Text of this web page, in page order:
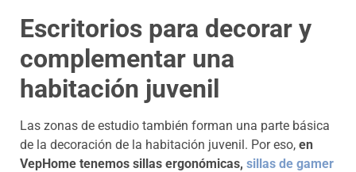
Escritorios para decorar y
complementar una
habitación juvenil
Las zonas de estudio también forman una parte básica
de la decoración de la habitación juvenil. Por eso, en
VepHome tenemos sillas ergonómicas, sillas de gamer